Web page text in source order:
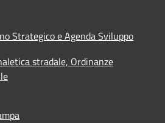
Strategico e Agenda Sviluppo
stradale, Ordinanze